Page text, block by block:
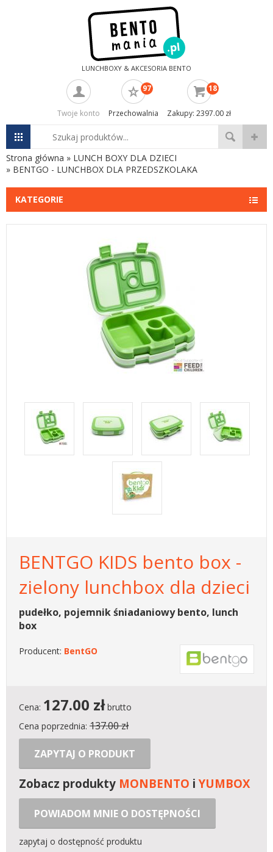
LUNCHBOXY & AKCESORIA BENTO
Twoje konto
97
Przechowalnia
18
Zakupy: 2397.00 zł
Strona główna » LUNCH BOXY DLA DZIECI
» BENTGO - LUNCHBOX DLA PRZEDSZKOLAKA
KATEGORIE
BENTGO KIDS bento box -
zielony lunchbox dla dzieci
pudełko, pojemnik śniadaniowy bento, lunch
box
Producent: BentGO
Cena: 127.00 złbrutto
Cena poprzednia: 137.00 zł
ZAPYTAJ O PRODUKT
Zobacz produkty MONBENTO iYUMBOX
POWIADOM MNIE O DOSTĘPNOŚCI
zapytaj o dostępność produktu